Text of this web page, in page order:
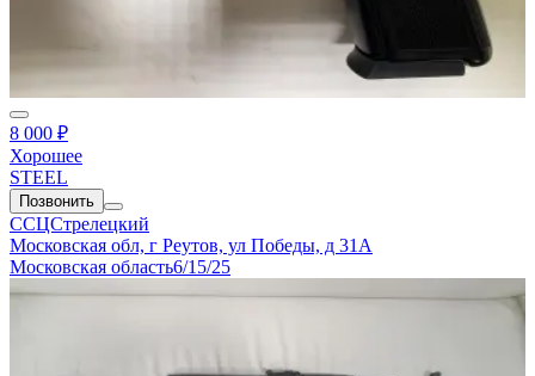
8 000 ₽
Хорошее
STEEL
Позвонить
ССЦСтрелецкий
Московская обл, г Реутов, ул Победы, д 31А
Московская область6/15/25